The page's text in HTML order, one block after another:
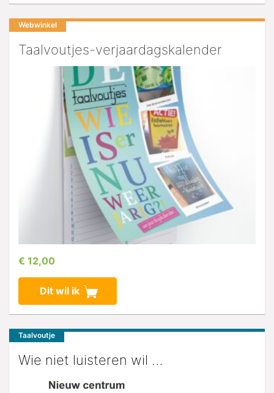
Webwinkel
Taalvoutjes-verjaardagskalender
€ 12,00
Dit wil ik
Taalvoutje
Wie niet luisteren wil …